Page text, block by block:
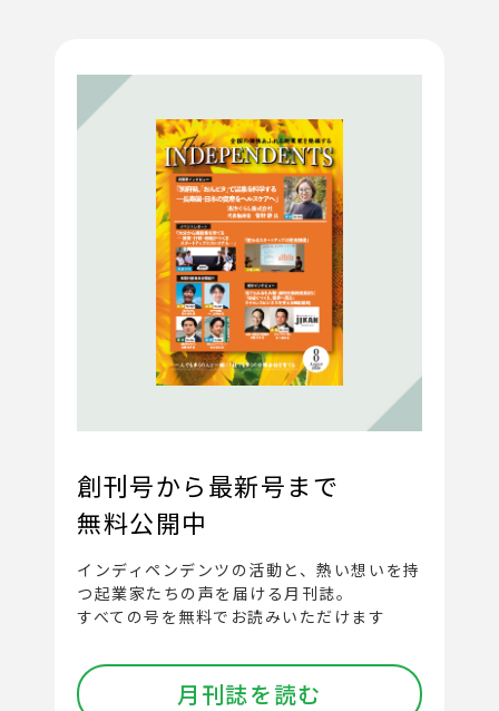
創刊号から最新号まで
無料公開中
インディペンデンツの活動と、熱い想いを持
つ起業家たちの声を届ける月刊誌。
すべての号を無料でお読みいただけます
月刊誌を読む